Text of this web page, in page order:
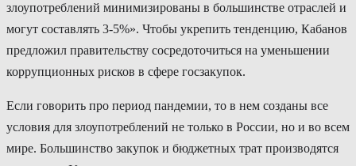
злоупотреблений минимизированы в большинстве отраслей и
могут составлять 3-5%». Чтобы укрепить тенденцию, Кабанов
предложил правительству сосредоточиться на уменьшении
коррупционных рисков в сфере госзакупок.
Если говорить про период пандемии, то в нем созданы все
условия для злоупотреблений не только в России, но и во всем
мире. Большинство закупок и бюджетных трат производятся